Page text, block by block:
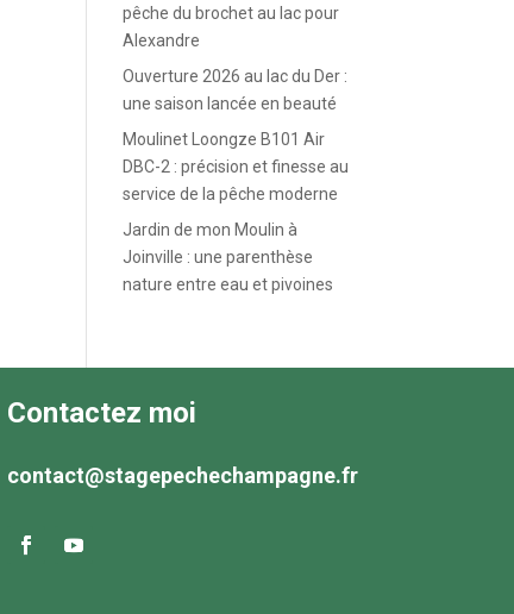
pêche du brochet au lac pour
Alexandre
Ouverture 2026 au lac du Der :
une saison lancée en beauté
Moulinet Loongze B101 Air
DBC-2 : précision et finesse au
service de la pêche moderne
Jardin de mon Moulin à
Joinville : une parenthèse
nature entre eau et pivoines
Contactez moi
contact@stagepechechampagne.fr